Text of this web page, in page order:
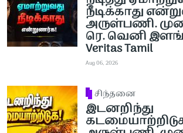
நீடிக்காது
அருள்பணி.
ரெ. வெனி
Veritas Tamil
Aug 06, 2026
சிந்தனை
இடனறிந்து